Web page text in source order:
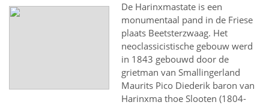
De Harinxmastate is een
monumentaal pand in de Friese
plaats Beetsterzwaag. Het
neoclassicistische gebouw werd
in 1843 gebouwd door de
grietman van Smallingerland
Maurits Pico Diederik baron van
Harinxma thoe Slooten (1804-